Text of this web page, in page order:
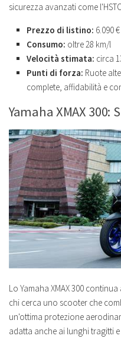
sicurezza avanzati come
Prezzo di listino: 6.090 €
Consumo: oltre 28 km/l
Velocità stimata: circa
Punti di forza: Ruote
complete, affidabilità e
Yamaha XMAX
Lo Yamaha XMAX 300
chi cerca uno scooter che
un'ottima protezione
adatta anche ai lunghi tragitti